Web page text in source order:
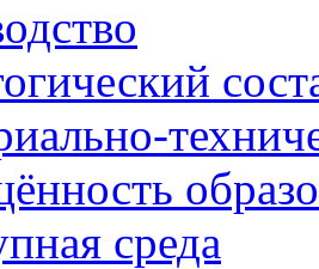
среда